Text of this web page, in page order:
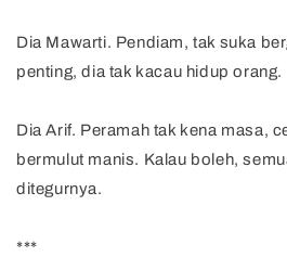
Dia Mawarti. Pendiam, tak suka
penting, dia tak kacau hidup orang.
Dia Arif. Peramah tak kena masa,
bermulut manis. Kalau boleh,
ditegurnya.
***